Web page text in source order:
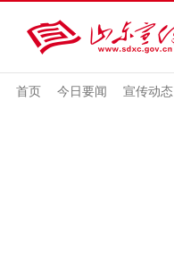
首页 今日要闻 宣传动态